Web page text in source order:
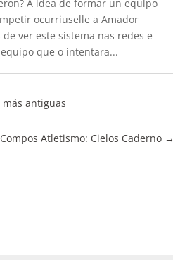
A idea de formar un equipo
ocurriuselle a Amador
de ver este sistema nas redes e
que o intentara...
más antiguas
Atletismo: Cielos Caderno→